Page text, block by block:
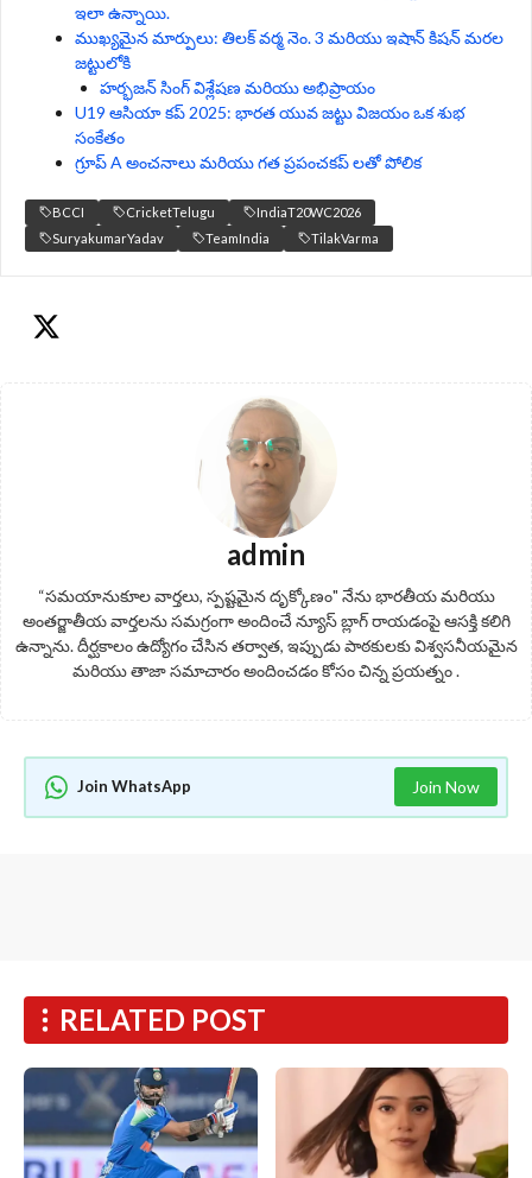
ఇలా ఉన్నాయి.
ముఖ్యమైన మార్పులు: తిలక్ వర్మ నెం. 3 మరియు ఇషాన్ కిషన్ మరల
జట్టులోకి
హర్భజన్ సింగ్ విశ్లేషణ మరియు అభిప్రాయం
U19 ఆసియా కప్ 2025: భారత యువ జట్టు విజయం ఒక శుభ
సంకేతం
గ్రూప్ A అంచనాలు మరియు గత ప్రపంచకప్ లతో పోలిక
BCCI CricketTelugu
IndiaT20WC2026
SuryakumarYadav
TeamIndia TilakVarma
admin
“సమయానుకూల వార్తలు, స్పష్టమైన దృక్కోణం" నేను భారతీయ మరియు
అంతర్జాతీయ వార్తలను సమగ్రంగా అందించే న్యూస్ బ్లాగ్ రాయడంపై ఆసక్తి కలిగి
ఉన్నాను. దీర్ఘకాలం ఉద్యోగం చేసిన తర్వాత, ఇప్పుడు పాఠకులకు విశ్వసనీయమైన
మరియు తాజా సమాచారం అందించడం కోసం చిన్న ప్రయత్నం .
Join WhatsApp Join Now
RELATED POST